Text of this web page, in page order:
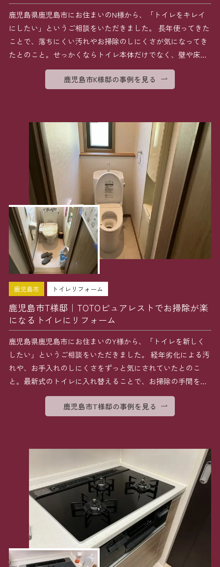
鹿児島県鹿児島市にお住まいのN様から、「トイレをキレイ
にしたい」というご相談をいただきました。 長年使ってきた
ことで、落ちにくい汚れやお掃除のしにくさが気になってき
たとのこと。せっかくならトイレ本体だけでなく、壁や床も
鹿児島市K様邸の事例を見る
鹿児島市 トイレリフォーム
鹿児島市T様邸｜TOTOピュアレストでお掃除が楽
になるトイレにリフォーム
鹿児島県鹿児島市にお住まいのY様から、「トイレを新しく
したい」というご相談をいただきました。 経年劣化による汚
れや、お手入れのしにくさをずっと気にされていたとのこ
と。最新式のトイレに入れ替えることで、お掃除の手間を減
鹿児島市T様邸の事例を見る